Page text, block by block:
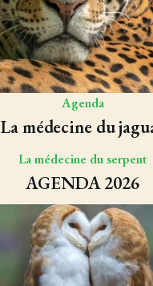
Agenda
La médecine du
La médecine du serpent
AGENDA 2026